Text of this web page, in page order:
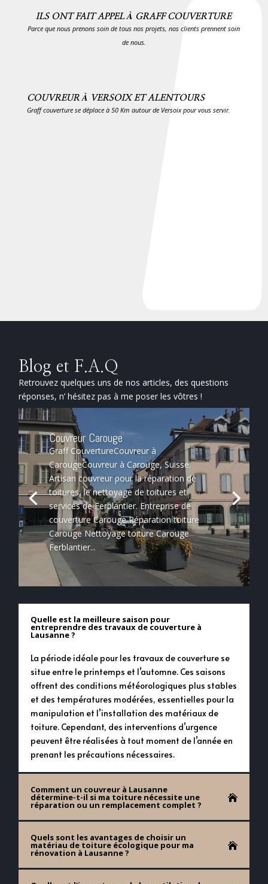
ILS ONT FAIT APPEL À GRAFF COUVERTURE
Parce que nous prenons soin de tous nos projets, nos clients prennent soin
de nous.
COUVREUR À VERSOIX ET ALENTOURS
Graff couverture se déplace à 50 Km autour de Versoix pour vous servir.
Blog et F.A.Q
Retrouvez quelques uns de nos articles, des questions
réponses, n’ hésitez pas à me poser les vôtres !
Couvreur Carouge
Graff CouvertureCouvreur à
CarougeCouvreur à Carouge, Suisse.
Artisan couvreur pour la réparation de
toitures, le nettoyage de toitures et
services de Ferblantier. Entreprise de
couverture Carouge Réparation toiture
Carouge Nettoyage toiture Carouge
Ferblantier...
Quelle est la meilleure saison pour
entreprendre des travaux de couverture à
Lausanne ?
La période idéale pour les travaux de couverture se
situe entre le printemps et l’automne. Ces saisons
offrent des conditions météorologiques plus stables
et des températures modérées, essentielles pour la
manipulation et l’installation des matériaux de
toiture. Cependant, des interventions d’urgence
peuvent être réalisées à tout moment de l’année en
prenant les précautions nécessaires.
Comment un couvreur à Lausanne
détermine-t-il si ma toiture nécessite une
réparation ou un remplacement complet ?
Quels sont les avantages de choisir un
matériau de toiture écologique pour ma
rénovation à Lausanne ?